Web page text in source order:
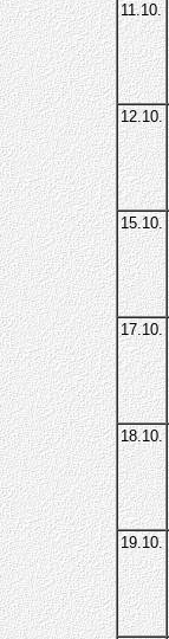
11.10.
12.10.
15.10.
17.10.
18.10.
19.10.